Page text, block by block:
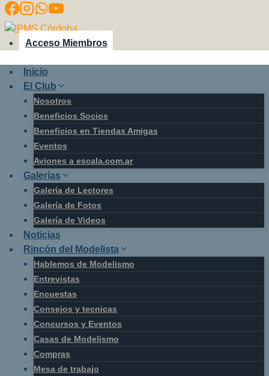
Saltar
al
contenido
Acceso Miembros
Inicio
El Club
Nosotros
Beneficios Socios
Beneficios en Tiendas Amigas
Eventos
Aviones a escala.com.ar
Galerías
Galería de Lectores
Galería de Fotos
Galería de Videos
Noticias
Rincón del Modelista
Hablemos de Modelismo
Entrevistas
Encuestas
Consejos y tecnicas
Concursos y Eventos
Casas de Modelismo
Compras
Mesa de trabajo